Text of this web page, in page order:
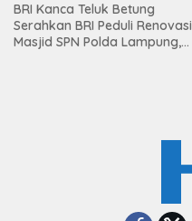
BRI Kanca Teluk Betung
Serahkan BRI Peduli Renovasi
Masjid SPN Polda Lampung,